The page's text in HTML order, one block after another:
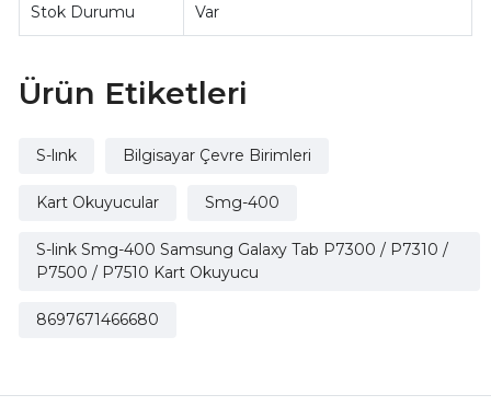
Stok Durumu Var
Ürün Etiketleri
S-lınk Bilgisayar Çevre Birimleri
Kart Okuyucular Smg-400
S-link Smg-400 Samsung Galaxy Tab P7300 / P7310 /
P7500 / P7510 Kart Okuyucu
8697671466680